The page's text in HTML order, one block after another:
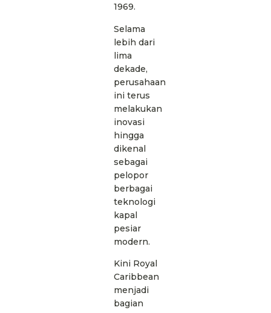
1969.
Selama
lebih dari
lima
dekade,
perusahaan
ini terus
melakukan
inovasi
hingga
dikenal
sebagai
pelopor
berbagai
teknologi
kapal
pesiar
modern.
Kini Royal
Caribbean
menjadi
bagian